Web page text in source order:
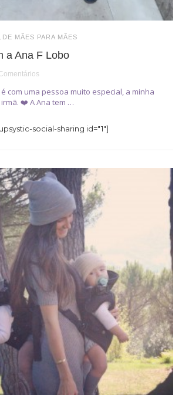
DE MÃES PARA MÃES
a Ana F Lobo
com uma pessoa muito especial, a minha
❤️ A Ana tem …
social-sharing id="1"]